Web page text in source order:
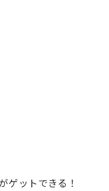
ゲットできる！